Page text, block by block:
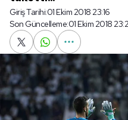
Giriş Tarihi:01 Ekim 2018 23:16
Son Güncelleme:01 Ekim 2018